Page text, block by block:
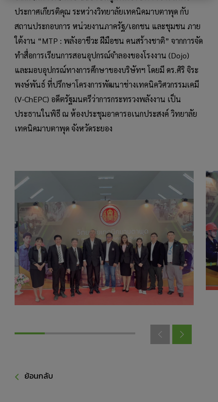
ประกาศเกียรติคุณ ระหว่างวิทยาลัยเทคนิคมาบตาพุด กับ
สถานประกอบการ หน่วยงานภาครัฐ/เอกชน และชุมชน ภาย
ใต้งาน “MTP : พลังอาชีวะ ฝีมือชน คนสร้างชาติ” จากการจัด
ทำสื่อการเรียนการสอนอุปกรณ์จำลองของโรงงาน (Dojo)
และมอบอุปกรณ์ทางการศึกษาของบริษัทฯ โดยมี ดร.ศิริ จิระ
พงษ์พันธ์ ที่ปรึกษาโครงการพัฒนาช่างเทคนิควิศวกรรมเคมี
(V-ChEPC) อดีตรัฐมนตรีว่าการกระทรวงพลังงาน เป็น
ประธานในพิธี ณ ห้องประชุมอาคารอเนกประสงค์ วิทยาลัย
เทคนิคมาบตาพุด จังหวัดระยอง
ย้อนกลับ